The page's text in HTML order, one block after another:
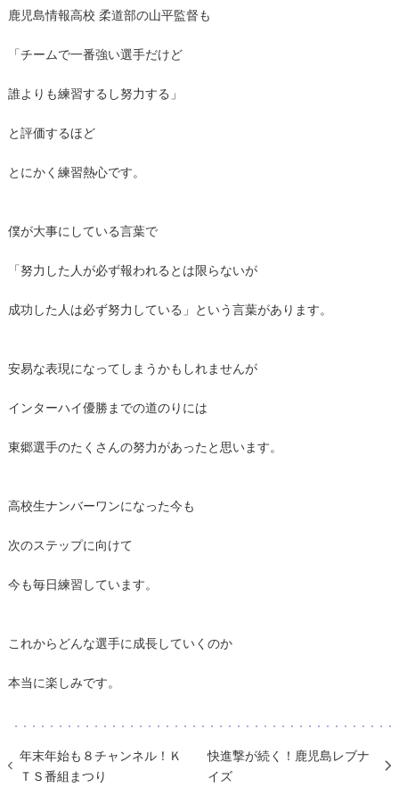
鹿児島情報高校 柔道部の山平監督も
「チームで一番強い選手だけど
誰よりも練習するし努力する」
と評価するほど
とにかく練習熱心です。
僕が大事にしている言葉で
「努力した人が必ず報われるとは限らないが
成功した人は必ず努力している」という言葉があります。
安易な表現になってしまうかもしれませんが
インターハイ優勝までの道のりには
東郷選手のたくさんの努力があったと思います。
高校生ナンバーワンになった今も
次のステップに向けて
今も毎日練習しています。
これからどんな選手に成長していくのか
本当に楽しみです。
年末年始も８チャンネル！Ｋ
ＴＳ番組まつり
快進撃が続く！鹿児島レブナ
イズ